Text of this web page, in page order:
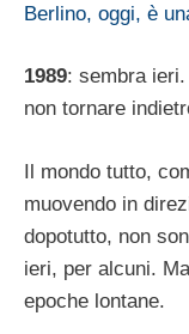
Berlino, oggi, è
1989: sembra
non tornare
Il mondo tutto,
muovendo in
dopotutto, non
ieri, per alcuni.
epoche lontane.